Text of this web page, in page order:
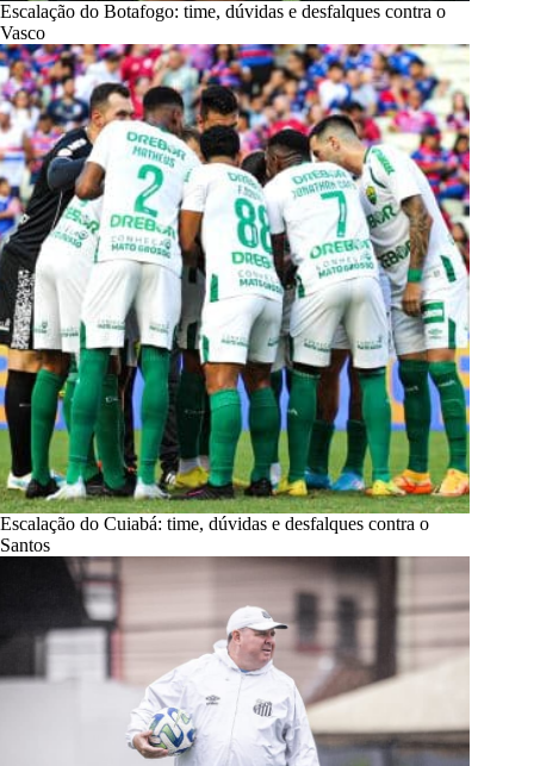
Escalação do Botafogo: time, dúvidas e desfalques contra o
Vasco
Escalação do Cuiabá: time, dúvidas e desfalques contra o
Santos